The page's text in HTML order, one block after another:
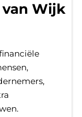
Wijk